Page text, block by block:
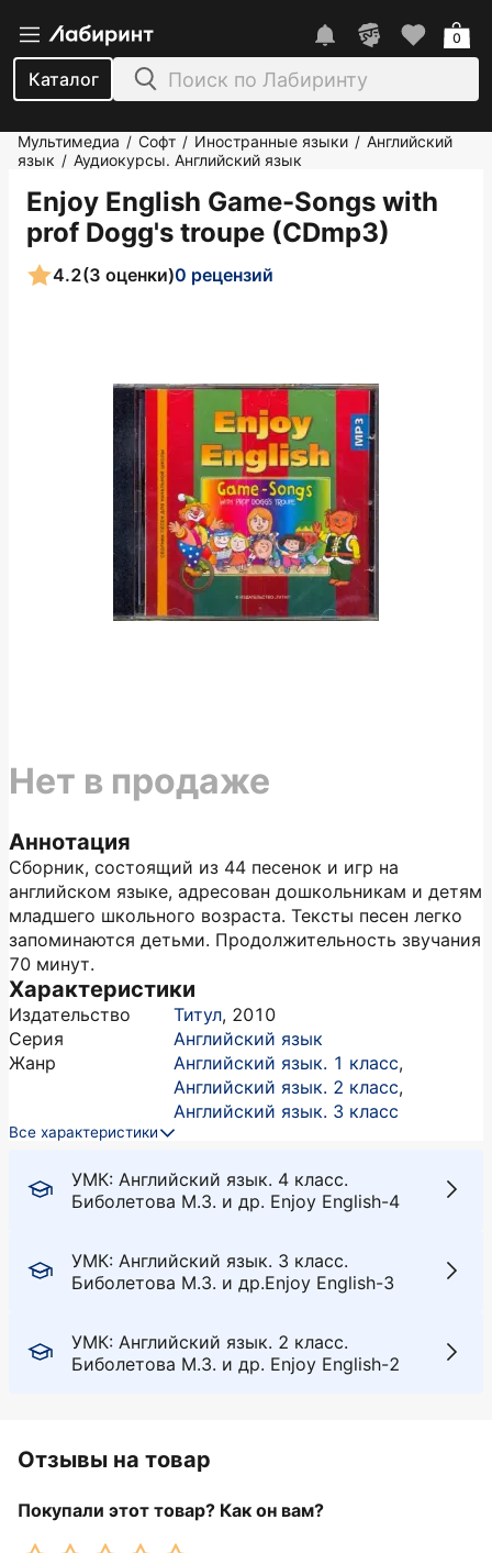
Каталог
0
Мультимедиа / Софт / Иностранные языки / Английский
язык / Аудиокурсы. Английский язык
Enjoy English Game-Songs with
prof Dogg's troupe (CDmp3)
4.2(3 оценки)0 рецензий
УМК: Английский язык. 4 класс.
Биболетова М.З. и др. Enjoy English-4
УМК: Английский язык. 3 класс.
Биболетова М.З. и др.Enjoy English-3
УМК: Английский язык. 2 класс.
Биболетова М.З. и др. Enjoy English-2
Аннотация
Сборник, состоящий из 44 песенок и игр на
английском языке, адресован дошкольникам и детям
младшего школьного возраста. Тексты песен легко
запоминаются детьми. Продолжительность звучания
70 минут.
Характеристики
Издательство Титул, 2010
Серия
Английский язык
Жанр
Английский язык. 1 класс,
Английский язык. 2 класс,
Английский язык. 3 класс
Все характеристики
Нет в продаже
Отзывы на товар
Покупали этот товар? Как он вам?